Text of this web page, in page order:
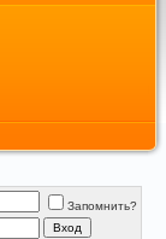
Запомнить?